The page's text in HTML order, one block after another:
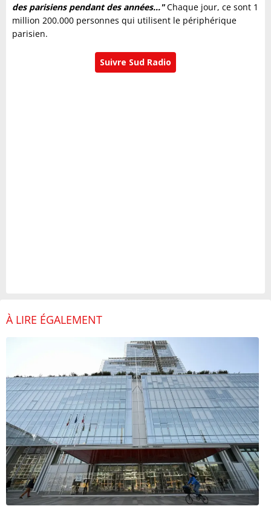
des parisiens pendant des années..."Chaque jour, ce sont 1
million 200.000 personnes qui utilisent le périphérique
parisien.
Suivre Sud Radio
À LIRE ÉGALEMENT